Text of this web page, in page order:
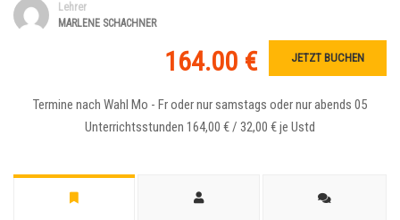
Lehrer
MARLENE SCHACHNER
164.00 € JETZT BUCHEN
Termine nach Wahl Mo - Fr oder nur samstags oder nur abends 05
Unterrichtsstunden 164,00 € / 32,00 € je Ustd